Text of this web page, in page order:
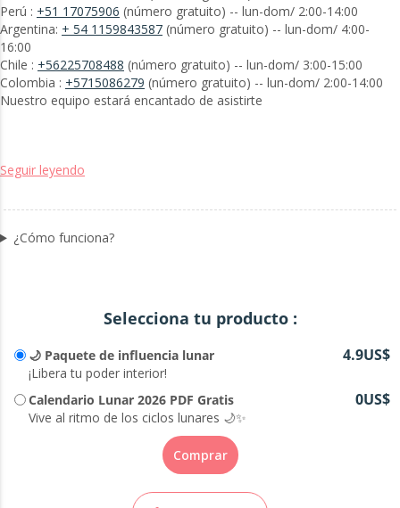
Perú : +51 17075906
(número gratuito) -- lun-dom/ 2:00-14:00
Argentina: + 54 1159843587
16:00
Chile : +56225708488
(número gratuito) -- lun-dom/ 3:00-15:00
Colombia : +5715086279
(número gratuito) -- lun-dom/ 2:00-14:00
Nuestro equipo estará encantado de asistirte
Seguir leyendo
¿Cómo funciona?
Selecciona tu producto :
🌙 Paquete de influencia lunar
¡Libera tu poder interior!
4.9US$
Calendario Lunar 2026 PDF Gratis
Vive al ritmo de los ciclos lunares 🌙✨
0US$
Comprar